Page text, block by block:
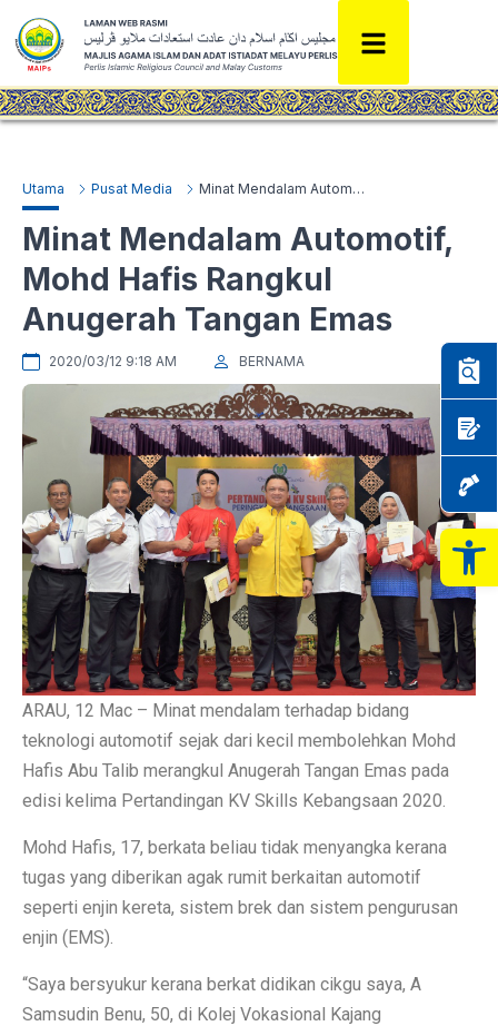
Utama Pusat Media Minat Mendalam Automotif, Mohd Hafis Rangkul Anugerah Tangan Emas
Minat Mendalam Automotif,
Mohd Hafis Rangkul
Anugerah Tangan Emas
2020/03/12 9:18 AM BERNAMA
ARAU, 12 Mac – Minat mendalam terhadap bidang
teknologi automotif sejak dari kecil membolehkan Mohd
Hafis Abu Talib merangkul Anugerah Tangan Emas pada
edisi kelima Pertandingan KV Skills Kebangsaan 2020.
Mohd Hafis, 17, berkata beliau tidak menyangka kerana
tugas yang diberikan agak rumit berkaitan automotif
seperti enjin kereta, sistem brek dan sistem pengurusan
enjin (EMS).
“Saya bersyukur kerana berkat didikan cikgu saya, A
Samsudin Benu, 50, di Kolej Vokasional Kajang